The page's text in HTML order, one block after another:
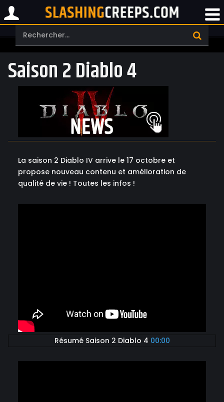
Saison 2 Diablo 4
La saison 2 Diablo IV arrive le 17 octobre et
propose nouveau contenu et amélioration de
qualité de vie ! Toutes les infos !
Résumé Saison 2 Diablo 4 00:00